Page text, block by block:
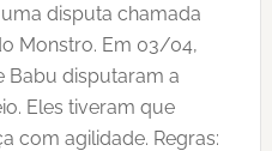
disputa chamada
Monstro. Em 03/04,
Babu disputaram a
Eles tiveram que
com agilidade. Regras: